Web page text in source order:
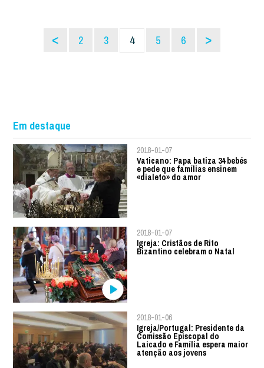
< 2 3 4 5 6 >
Em destaque
2018-01-07
Vaticano: Papa batiza 34 bebés
e pede que famílias ensinem
«dialeto» do amor
2018-01-07
Igreja: Cristãos de Rito
Bizantino celebram o Natal
2018-01-06
Igreja/Portugal: Presidente da
Comissão Episcopal do
Laicado e Família espera maior
atenção aos jovens